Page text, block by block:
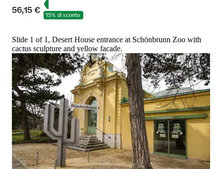
56,15 € 15% di sconto
Slide 1 of 1, Desert House entrance at Schönbrunn Zoo with
cactus sculpture and yellow facade.